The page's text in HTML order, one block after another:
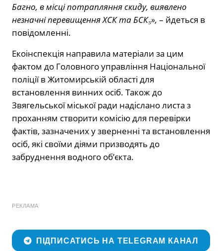
Багно, в місці потрапляння скиду, виявлено
незначні перевищення ХСК та БСК₅», – йдеться в
повідомленні.
Екоінспекція направила матеріали за цим
фактом до Головного управління Національної
поліції в Житомирській області для
встановлення винних осіб. Також до
Звягельської міської ради надіслано листа з
проханням створити комісію для перевірки
фактів, зазначених у зверненні та встановлення
осіб, які своїми діями призводять до
забруднення водного об’єкта.
РЕКЛАМА
ПІДПИСАТИСЬ НА TELEGRAM КАНАЛ